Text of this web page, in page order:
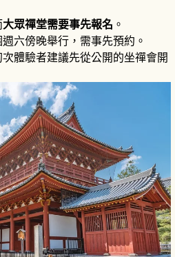
大眾禪堂需要事先報名 。
六傍晚舉行，需事先預約。
體驗者建議先從公開的坐禪會開